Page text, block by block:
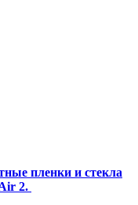
пленки и стекла
2.